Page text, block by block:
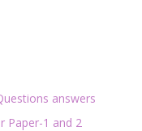
answers
Paper-1 and 2